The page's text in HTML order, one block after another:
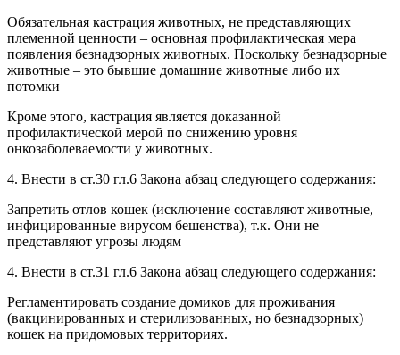
Обязательная кастрация животных, не представляющих
племенной ценности – основная профилактическая мера
появления безнадзорных животных. Поскольку безнадзорные
животные – это бывшие домашние животные либо их
потомки
Кроме этого, кастрация является доказанной
профилактической мерой по снижению уровня
онкозаболеваемости у животных.
4. Внести в ст.30 гл.6 Закона абзац следующего содержания:
Запретить отлов кошек (исключение составляют животные,
инфицированные вирусом бешенства), т.к. Они не
представляют угрозы людям
4. Внести в ст.31 гл.6 Закона абзац следующего содержания:
Регламентировать создание домиков для проживания
(вакцинированных и стерилизованных, но безнадзорных)
кошек на придомовых территориях.